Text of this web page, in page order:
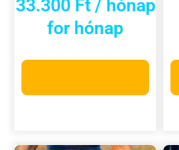
33.300 Ft / hónap
for hónap